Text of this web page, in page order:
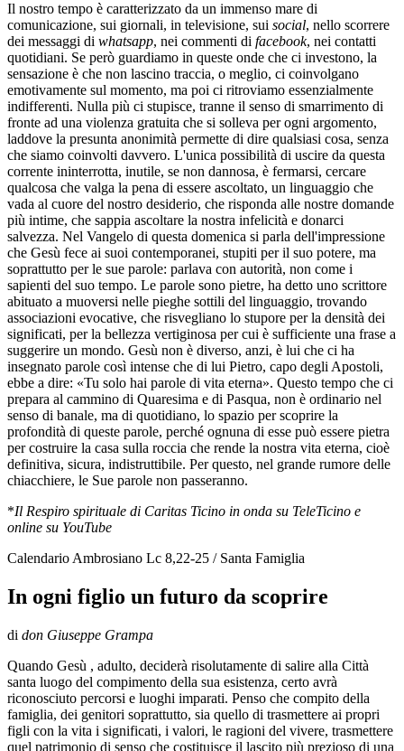
Il nostro tempo è caratterizzato da un immenso mare di
comunicazione, sui giornali, in televisione, sui social, nello scorrere
dei messaggi di whatsapp, nei commenti di facebook, nei contatti
quotidiani. Se però guardiamo in queste onde che ci investono, la
sensazione è che non lascino traccia, o meglio, ci coinvolgano
emotivamente sul momento, ma poi ci ritroviamo essenzialmente
indifferenti. Nulla più ci stupisce, tranne il senso di smarrimento di
fronte ad una violenza gratuita che si solleva per ogni argomento,
laddove la presunta anonimità permette di dire qualsiasi cosa, senza
che siamo coinvolti davvero. L'unica possibilità di uscire da questa
corrente ininterrotta, inutile, se non dannosa, è fermarsi, cercare
qualcosa che valga la pena di essere ascoltato, un linguaggio che
vada al cuore del nostro desiderio, che risponda alle nostre domande
più intime, che sappia ascoltare la nostra infelicità e donarci
salvezza. Nel Vangelo di questa domenica si parla dell'impressione
che Gesù fece ai suoi contemporanei, stupiti per il suo potere, ma
soprattutto per le sue parole: parlava con autorità, non come i
sapienti del suo tempo. Le parole sono pietre, ha detto uno scrittore
abituato a muoversi nelle pieghe sottili del linguaggio, trovando
associazioni evocative, che risvegliano lo stupore per la densità dei
significati, per la bellezza vertiginosa per cui è sufficiente una frase a
suggerire un mondo. Gesù non è diverso, anzi, è lui che ci ha
insegnato parole così intense che di lui Pietro, capo degli Apostoli,
ebbe a dire: «Tu solo hai parole di vita eterna». Questo tempo che ci
prepara al cammino di Quaresima e di Pasqua, non è ordinario nel
senso di banale, ma di quotidiano, lo spazio per scoprire la
profondità di queste parole, perché ognuna di esse può essere pietra
per costruire la casa sulla roccia che rende la nostra vita eterna, cioè
definitiva, sicura, indistruttibile. Per questo, nel grande rumore delle
chiacchiere, le Sue parole non passeranno.
*Il Respiro spirituale di Caritas Ticino in onda su TeleTicino e
online su YouTube
Calendario Ambrosiano Lc 8,22-25 / Santa Famiglia
In ogni figlio un futuro da scoprire
di don Giuseppe Grampa
Quando Gesù , adulto, deciderà risolutamente di salire alla Città
santa luogo del compimento della sua esistenza, certo avrà
riconosciuto percorsi e luoghi imparati. Penso che compito della
famiglia, dei genitori soprattutto, sia quello di trasmettere ai propri
figli con la vita i significati, i valori, le ragioni del vivere, trasmettere
quel patrimonio di senso che costituisce il lascito più prezioso di una